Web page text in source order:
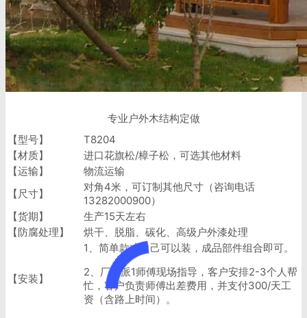
专业户外木结构定做
【型号】
T8204
【材质】
进口花旗松/樟子松，可选其他材料
【运输】
物流运输
【尺寸】
对角4米，可订制其他尺寸（咨询电话
13282000900）
【货期】
生产15天左右
【防腐处理】
烘干、脱脂、碳化、高级户外漆处理
【安装】
1、简单款式自己可以装，成品部件组合即可。
2、厂家派1师傅现场指导，客户安排2-3个人帮
忙，客户负责师傅出差费用，并支付300/天工
资（含路上时间）。